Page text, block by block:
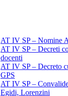
AT IV SP – Nomine
AT IV SP – Decreti
docenti
AT IV SP – Decreto
GPS
AT IV SP –
Egidi, Lorenzini